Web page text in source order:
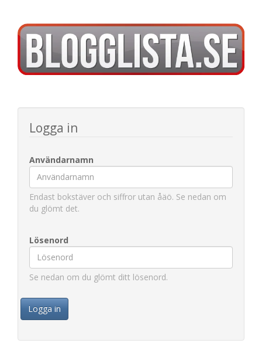
Logga in
Användarnamn
Endast bokstäver och siffror utan åäö. Se nedan om
du glömt det.
Lösenord
Se nedan om du glömt ditt lösenord.
Logga in